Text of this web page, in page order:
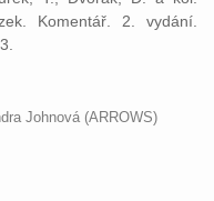
Komentář. 2. vydání.
Johnová (ARROWS)